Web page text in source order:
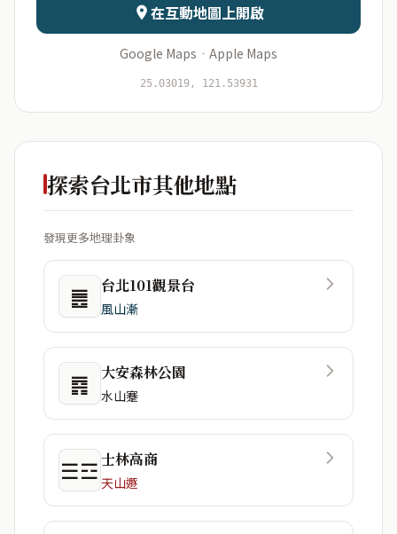
資料僅用於即時分析，不會儲存於伺服器
在互動地圖上開啟
Google Maps · Apple Maps
25.03019, 121.53931
探索台北市其他地點
發現更多地理卦象
䷌ 台北101觀景台
風山漸
䷴ 大安森林公園
水山蹇
☰☲士林高商
天山遯